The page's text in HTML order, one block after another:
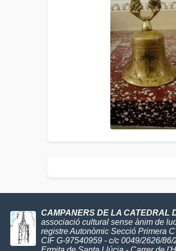
CAMPANERS DE LA CATEDRAL
associació cultural sense ànim de
registre Autonòmic Secció Primera
CIF G-97540959 - c/c 0049/2626/86/